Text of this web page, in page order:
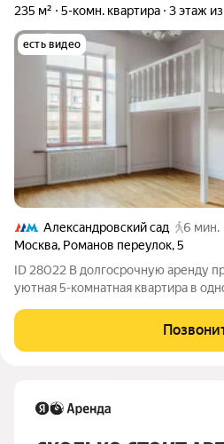
235 м² 5-комн. квартира 3 этаж из
есть видео
Александровский сад
6 мин.
Москва, Романов переулок,5
ID 28022 В долгосрочную аренду
уютная 5-комнатная квартира в
площадь 235 кв.м., расположена на
4,2 метра. Выполнен